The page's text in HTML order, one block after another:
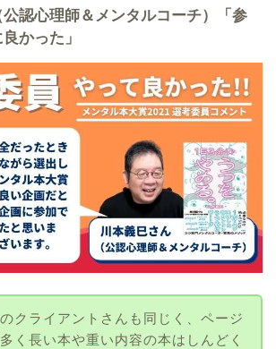
認心理師＆メンタルコーチ）「参
かった」
クライアントさんも同じく、ページ
く長い本や重い内容の本はしんどく